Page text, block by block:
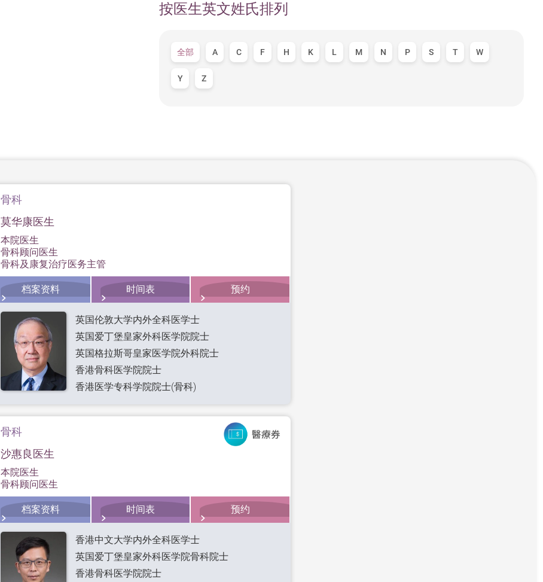
按医生英文姓氏排列
全部 A C F H K L M N P S T W
Y Z
骨科
莫华康医生
本院医生
骨科顾问医生
骨科及康复治疗医务主管
档案资料 时间表 预约
英国伦敦大学内外全科医学士
英国爱丁堡皇家外科医学院院士
英国格拉斯哥皇家医学院外科院士
香港骨科医学院院士
香港医学专科学院院士(骨科)
骨科
沙惠良医生
本院医生
骨科顾问医生
档案资料 时间表 预约
香港中文大学内外全科医学士
英国爱丁堡皇家外科医学院骨科院士
香港骨科医学院院士